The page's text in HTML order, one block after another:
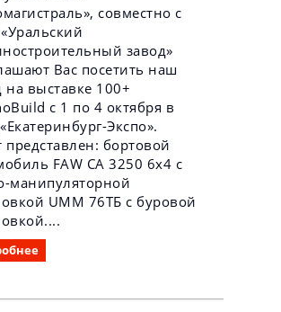
совместно с
завод»
Вас посетить наш
на выставке 100+
с 1 по 4 октября в
Экспо».
представлен: бортовой
FAW CA 3250 6х4 с
манипуляторной
UMM 76ТБ с буровой